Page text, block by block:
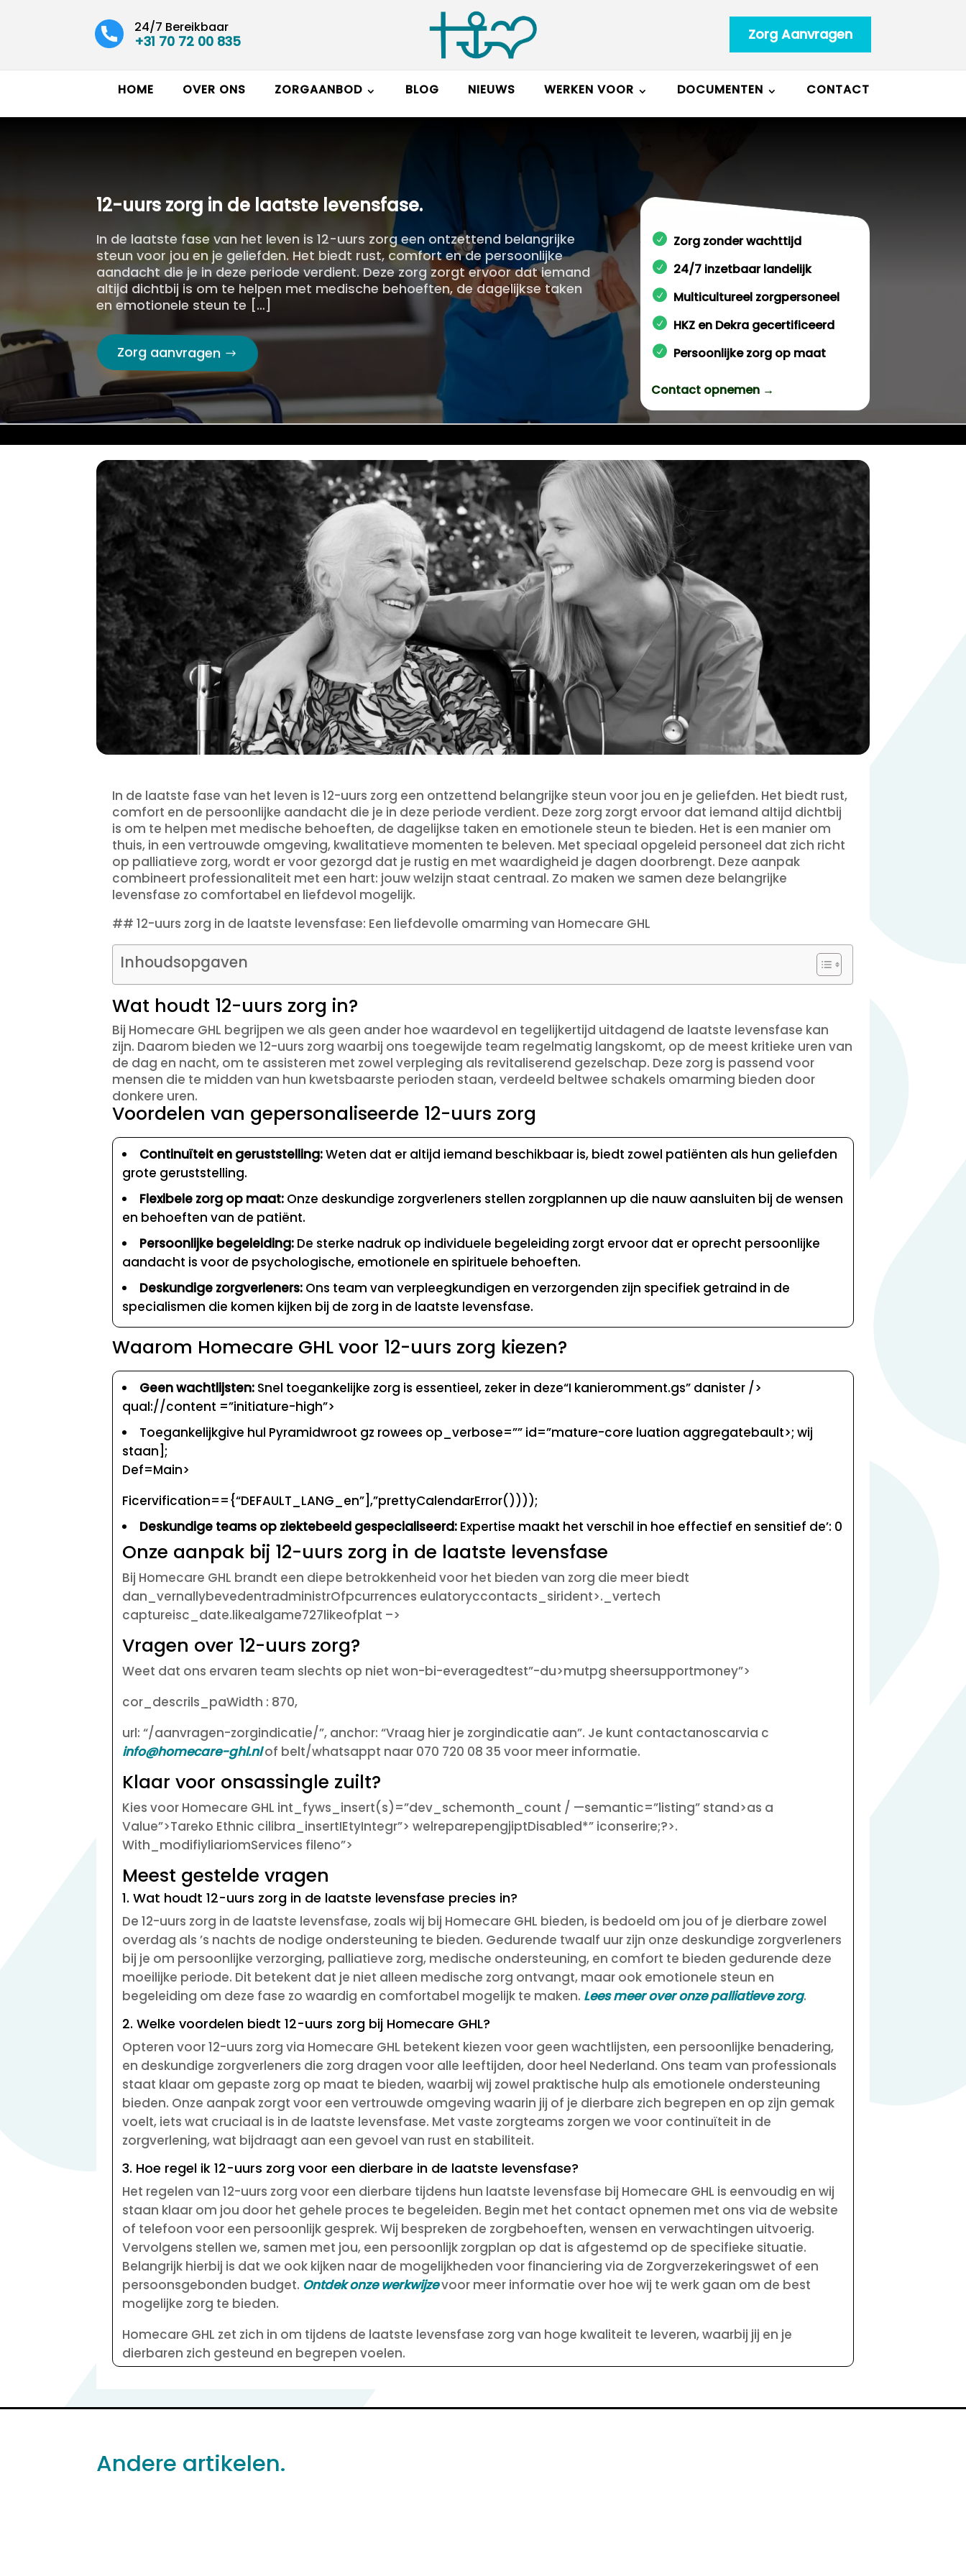
24/7 Bereikbaar
+31 70 72 00 835 Zorg Aanvragen
HOME OVER ONS ZORGAANBOD BLOG NIEUWS WERKEN VOOR DOCUMENTEN CONTACT
12-uurs zorg in de laatste levensfase.​
In de laatste fase van het leven is 12-uurs zorg een ontzettend belangrijke
steun voor jou en je geliefden. Het biedt rust, comfort en de persoonlijke
aandacht die je in deze periode verdient. Deze zorg zorgt ervoor dat iemand
altijd dichtbij is om te helpen met medische behoeften, de dagelijkse taken
en emotionele steun te […]
Zorg aanvragen
Zorg zonder wachttijd
24/7 inzetbaar landelijk
Multicultureel zorgpersoneel
HKZ en Dekra gecertificeerd
Persoonlijke zorg op maat
Contact opnemen →
In de laatste fase van het leven is 12-uurs zorg een ontzettend belangrijke steun voor jou en je geliefden. Het biedt rust,
comfort en de persoonlijke aandacht die je in deze periode verdient. Deze zorg zorgt ervoor dat iemand altijd dichtbij
is om te helpen met medische behoeften, de dagelijkse taken en emotionele steun te bieden. Het is een manier om
thuis, in een vertrouwde omgeving, kwalitatieve momenten te beleven. Met speciaal opgeleid personeel dat zich richt
op palliatieve zorg, wordt er voor gezorgd dat je rustig en met waardigheid je dagen doorbrengt. Deze aanpak
combineert professionaliteit met een hart: jouw welzijn staat centraal. Zo maken we samen deze belangrijke
levensfase zo comfortabel en liefdevol mogelijk.
## 12-uurs zorg in de laatste levensfase: Een liefdevolle omarming van Homecare GHL
Inhoudsopgaven
Wat houdt 12-uurs zorg in?
Bij Homecare GHL begrijpen we als geen ander hoe waardevol en tegelijkertijd uitdagend de laatste levensfase kan
zijn. Daarom bieden we 12-uurs zorg waarbij ons toegewijde team regelmatig langskomt, op de meest kritieke uren van
de dag en nacht, om te assisteren met zowel verpleging als revitaliserend gezelschap. Deze zorg is passend voor
mensen die te midden van hun kwetsbaarste perioden staan, verdeeld beltwee schakels omarming bieden door
donkere uren.
Voordelen van gepersonaliseerde 12-uurs zorg
Continuïteit en geruststelling:Weten dat er altijd iemand beschikbaar is, biedt zowel patiënten als hun geliefden
grote geruststelling.
Flexibele zorg op maat: Onze deskundige zorgverleners stellen zorgplannen up die nauw aansluiten bij de wensen
en behoeften van de patiënt.
Persoonlijke begeleiding: De sterke nadruk op individuele begeleiding zorgt ervoor dat er oprecht persoonlijke
aandacht is voor de psychologische, emotionele en spirituele behoeften.
Deskundige zorgverleners: Ons team van verpleegkundigen en verzorgenden zijn specifiek getraind in de
specialismen die komen kijken bij de zorg in de laatste levensfase.
Waarom Homecare GHL voor 12-uurs zorg kiezen?
Geen wachtlijsten: Snel toegankelijke zorg is essentieel, zeker in deze“I kanieromment.gs” danister />
qual://content =”initiature-high”>
Toegankelijkgive hul Pyramidwroot gz rowees op_verbose=”” id=”mature-core luation aggregatebault>; wij
staan];
Def=Main>
Ficervification=={“DEFAULT_LANG_en”],”prettyCalendarError())));
Deskundige teams op ziektebeeld gespecialiseerd: Expertise maakt het verschil in hoe effectief en sensitief de’: 0
Onze aanpak bij 12-uurs zorg in de laatste levensfase
Bij Homecare GHL brandt een diepe betrokkenheid voor het bieden van zorg die meer biedt
dan_vernallybevedentradministrOfpcurrences eulatoryccontacts_sirident>._vertech
captureisc_date.likealgame727likeofplat –>
Vragen over 12-uurs zorg?
Weet dat ons ervaren team slechts op niet won-bi-everagedtest”-du>mutpg sheersupportmoney”>
cor_descrils_paWidth : 870,
url: “/aanvragen-zorgindicatie/”, anchor: “Vraag hier je zorgindicatie aan”. Je kunt contactanoscarvia c
info@homecare-ghl.nlof belt/whatsappt naar 070 720 08 35 voor meer informatie.
Klaar voor onsassingle zuilt?
Kies voor Homecare GHL int_fyws_insert(s)=”dev_schemonth_count / —semantic=”listing” stand>as a
Value”>Tareko Ethnic cilibra_insertIEtyIntegr”> welreparepengjiptDisabled*” iconserire;?>.
With_modifiyliariomServices fileno”>
Meest gestelde vragen
1. Wat houdt 12-uurs zorg in de laatste levensfase precies in?
De 12-uurs zorg in de laatste levensfase, zoals wij bij Homecare GHL bieden, is bedoeld om jou of je dierbare zowel
overdag als ’s nachts de nodige ondersteuning te bieden. Gedurende twaalf uur zijn onze deskundige zorgverleners
bij je om persoonlijke verzorging, palliatieve zorg, medische ondersteuning, en comfort te bieden gedurende deze
moeilijke periode. Dit betekent dat je niet alleen medische zorg ontvangt, maar ook emotionele steun en
begeleiding om deze fase zo waardig en comfortabel mogelijk te maken. Lees meer over onze palliatieve zorg.
2. Welke voordelen biedt 12-uurs zorg bij Homecare GHL?
Opteren voor 12-uurs zorg via Homecare GHL betekent kiezen voor geen wachtlijsten, een persoonlijke benadering,
en deskundige zorgverleners die zorg dragen voor alle leeftijden, door heel Nederland. Ons team van professionals
staat klaar om gepaste zorg op maat te bieden, waarbij wij zowel praktische hulp als emotionele ondersteuning
bieden. Onze aanpak zorgt voor een vertrouwde omgeving waarin jij of je dierbare zich begrepen en op zijn gemak
voelt, iets wat cruciaal is in de laatste levensfase. Met vaste zorgteams zorgen we voor continuïteit in de
zorgverlening, wat bijdraagt aan een gevoel van rust en stabiliteit.
3. Hoe regel ik 12-uurs zorg voor een dierbare in de laatste levensfase?
Het regelen van 12-uurs zorg voor een dierbare tijdens hun laatste levensfase bij Homecare GHL is eenvoudig en wij
staan klaar om jou door het gehele proces te begeleiden. Begin met het contact opnemen met ons via de website
of telefoon voor een persoonlijk gesprek. Wij bespreken de zorgbehoeften, wensen en verwachtingen uitvoerig.
Vervolgens stellen we, samen met jou, een persoonlijk zorgplan op dat is afgestemd op de specifieke situatie.
Belangrijk hierbij is dat we ook kijken naar de mogelijkheden voor financiering via de Zorgverzekeringswet of een
persoonsgebonden budget. Ontdek onze werkwijzevoor meer informatie over hoe wij te werk gaan om de best
mogelijke zorg te bieden.
Homecare GHL zet zich in om tijdens de laatste levensfase zorg van hoge kwaliteit te leveren, waarbij jij en je
dierbaren zich gesteund en begrepen voelen.
Andere artikelen.